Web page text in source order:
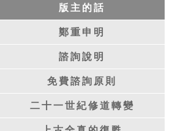
版主的話
鄭重申明
諮詢說明
免費諮詢原則
二十一世紀修道轉變